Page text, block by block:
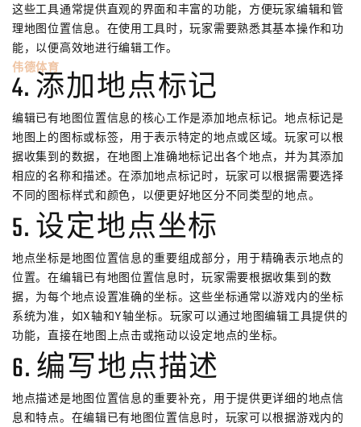
这些工具通常提供直观的界面和丰富的功能，方便玩家编辑和管
理地图位置信息。在使用工具时，玩家需要熟悉其基本操作和功
能，以便高效地进行编辑工作。
伟德体育
4. 添加地点标记
编辑已有地图位置信息的核心工作是添加地点标记。地点标记是
地图上的图标或标签，用于表示特定的地点或区域。玩家可以根
据收集到的数据，在地图上准确地标记出各个地点，并为其添加
相应的名称和描述。在添加地点标记时，玩家可以根据需要选择
不同的图标样式和颜色，以便更好地区分不同类型的地点。
5. 设定地点坐标
地点坐标是地图位置信息的重要组成部分，用于精确表示地点的
位置。在编辑已有地图位置信息时，玩家需要根据收集到的数
据，为每个地点设置准确的坐标。这些坐标通常以游戏内的坐标
系统为准，如X轴和Y轴坐标。玩家可以通过地图编辑工具提供的
功能，直接在地图上点击或拖动以设定地点的坐标。
6. 编写地点描述
地点描述是地图位置信息的重要补充，用于提供更详细的地点信
息和特点。在编辑已有地图位置信息时，玩家可以根据游戏内的